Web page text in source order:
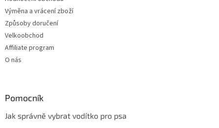
Výměna a vrácení zboží
Způsoby doručení
Velkoobchod
Affiliate program
O nás
Pomocník
Jak správně vybrat vodítko pro psa